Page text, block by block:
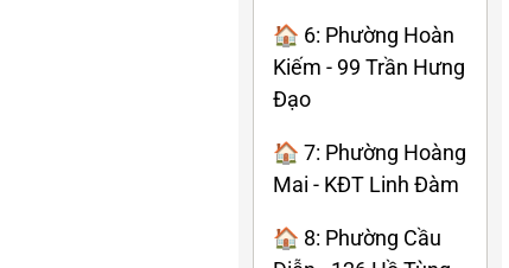
🏠 6: Phường Hoàn
Kiếm - 99 Trần Hưng
Đạo
🏠 7: Phường Hoàng
Mai - KĐT Linh Đàm
🏠 8: Phường Cầu